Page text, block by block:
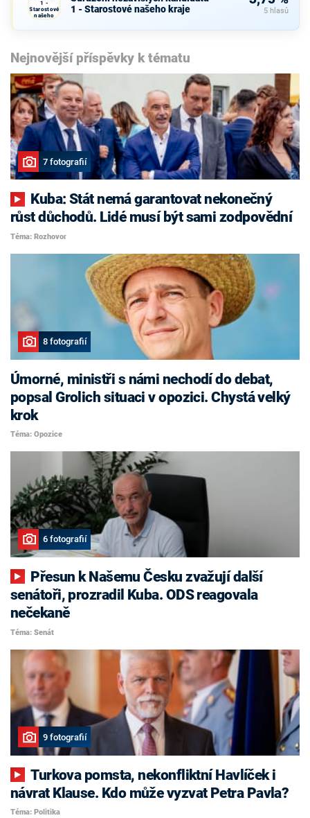
1 -
Starostové
našeho
kraje
1 - Starostové našeho kraje
5 hlasů
Nejnovější příspěvky k tématu
7 fotografií
růst důchodů. Lidé musí být sami zodpovědní
Téma: Rozhovor
8 fotografií
Úmorné, ministři s námi nechodí do debat,
popsal Grolich situaci v opozici. Chystá velký
krok
Téma: Opozice
6 fotografií
senátoři, prozradil Kuba. ODS reagovala
nečekaně
Téma: Senát
9 fotografií
Turkova pomsta, nekonfliktní Havlíček i
návrat Klause. Kdo může vyzvat Petra Pavla?
Téma: Politika